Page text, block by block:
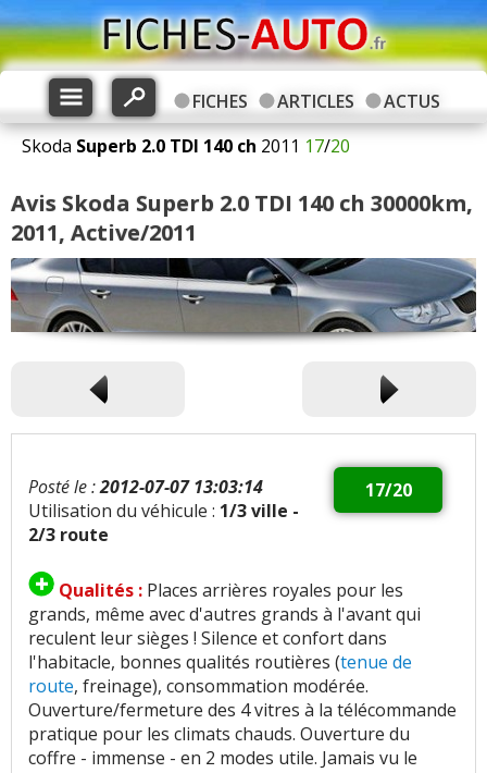
FICHES ARTICLES
ACTUS
Skoda Superb 2.0 TDI 140 ch 2011 17/20
Avis Skoda Superb 2.0 TDI 140 ch 30000km,
2011, Active/2011
17/20
Posté le :2012-07-07 13:03:14
Utilisation du véhicule : 1/3 ville -
2/3 route
Qualités : Places arrières royales pour les
grands, même avec d'autres grands à l'avant qui
reculent leur sièges ! Silence et confort dans
l'habitacle, bonnes qualités routières (tenue de
route, freinage), consommation modérée.
Ouverture/fermeture des 4 vitres à la télécommande
pratique pour les climats chauds. Ouverture du
coffre - immense - en 2 modes utile. Jamais vu le